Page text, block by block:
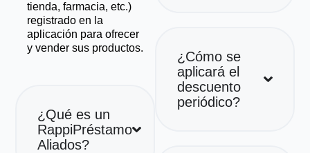
tienda, farmacia, etc.)
registrado en la
aplicación para ofrecer
y vender sus productos.
¿Qué es un
RappiPréstamo
Aliados?
¿Cómo se
aplicará el
descuento
periódico?